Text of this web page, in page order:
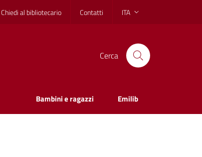
Chiedi al bibliotecario Contatti ITA
Cerca
Bambini e ragazzi Emilib